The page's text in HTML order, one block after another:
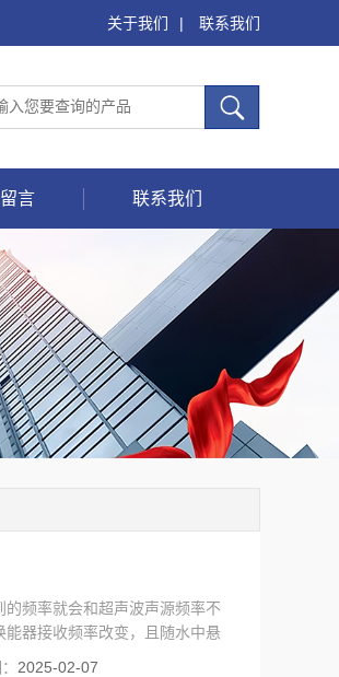
关于我们 | 联系我们
言 联系我们
频率就会和超声波声源频率不
器接收频率改变，且随水中悬
水的流速。
2025-02-07